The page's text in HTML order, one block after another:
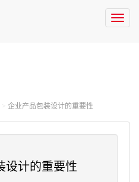
企业产品包装设计的重要性
设计的重要性